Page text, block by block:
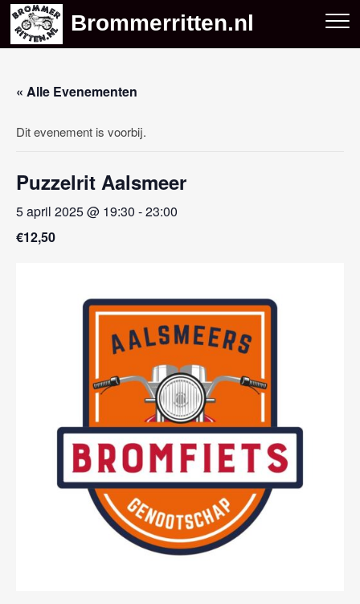
Skip
content
Brommerritten.nl
« Alle Evenementen
Dit evenement is voorbij.
Puzzelrit Aalsmeer
5 april 2025 @ 19:30 -23:00
€12,50